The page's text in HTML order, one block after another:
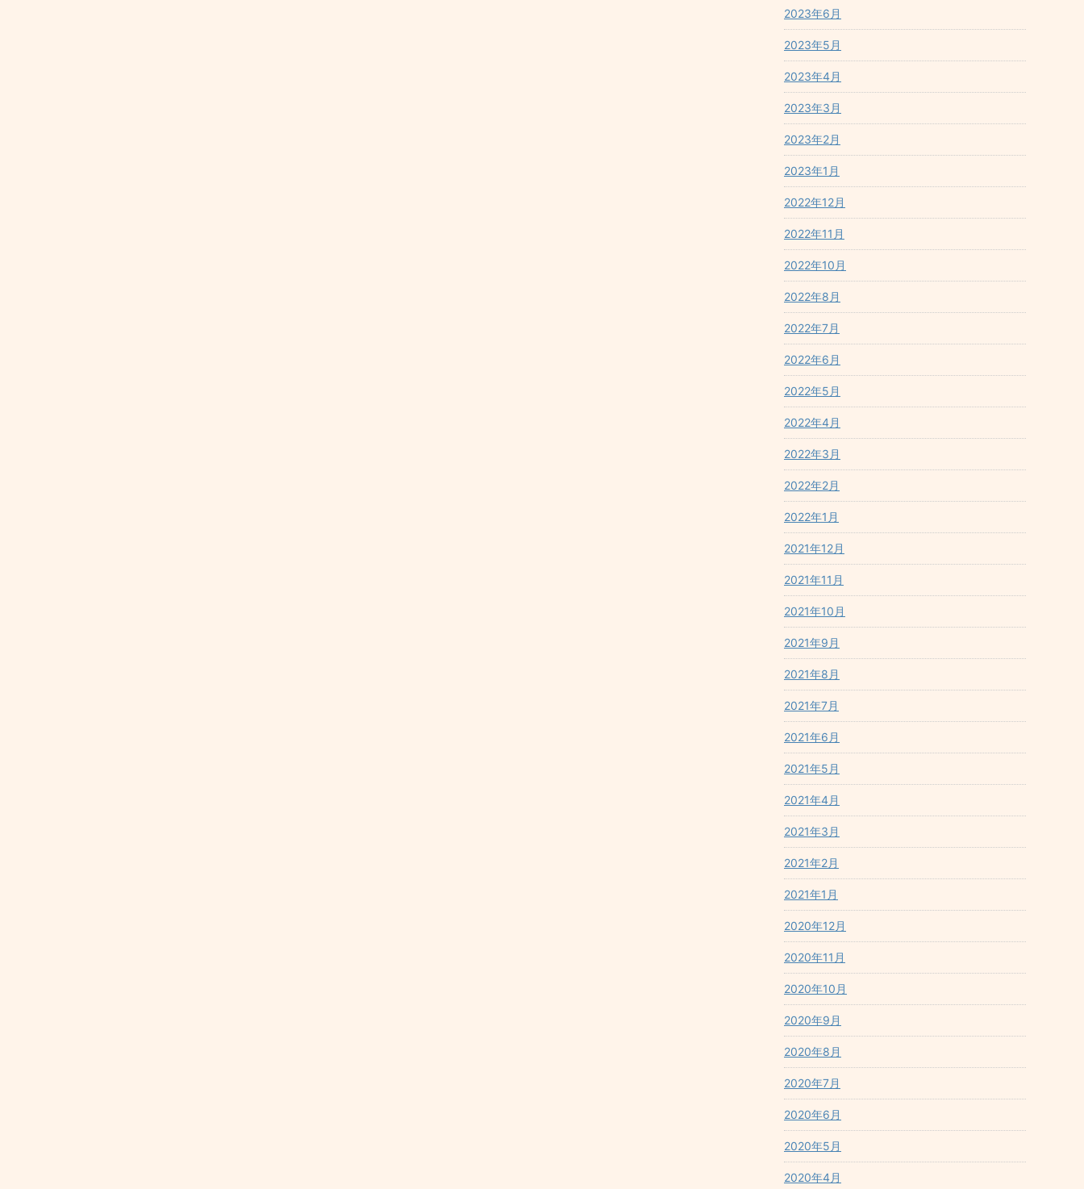
2023年6月
2023年5月
2023年4月
2023年3月
2023年2月
2023年1月
2022年12月
2022年11月
2022年10月
2022年8月
2022年7月
2022年6月
2022年5月
2022年4月
2022年3月
2022年2月
2022年1月
2021年12月
2021年11月
2021年10月
2021年9月
2021年8月
2021年7月
2021年6月
2021年5月
2021年4月
2021年3月
2021年2月
2021年1月
2020年12月
2020年11月
2020年10月
2020年9月
2020年8月
2020年7月
2020年6月
2020年5月
2020年4月